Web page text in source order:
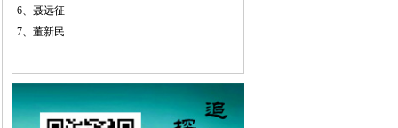
6、 聂远征
7、 董新民